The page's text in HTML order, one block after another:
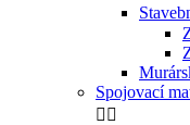
Spojovací
 